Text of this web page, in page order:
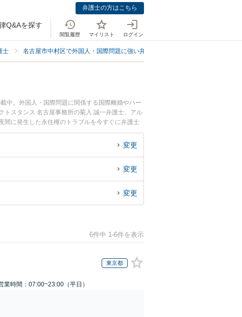
弁護士の方はこちら
Q&Aを探す
閲覧履歴 マイリスト ログイン
士 名古屋市中村区で外国人・国際問題に強い弁護士
中。外国人・国際問題に関係する国際離婚やハー
トスタンス 名古屋事務所の菊入 誠一弁護士、アル
間に発生した永住権のトラブルを今すぐに弁護士
屋市中村区内の弁護士に相談予約したい』などで
変更
変更
変更
6件中 1-6件を表示
東京都
業時間：07:00~23:00（平日）